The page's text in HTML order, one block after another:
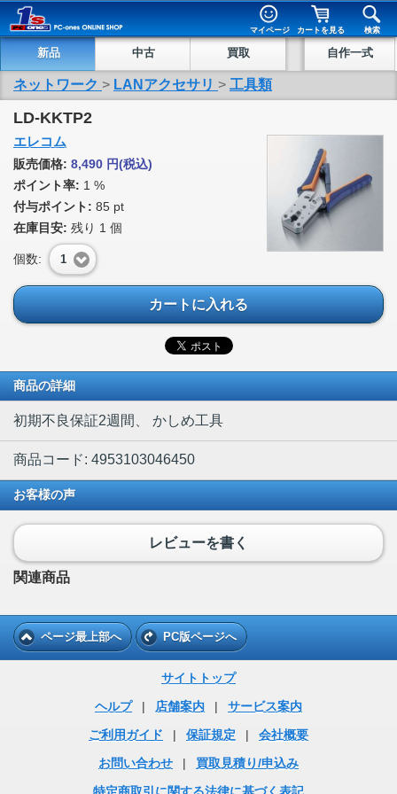
マイページ カートを見る 検索
新品 中古 買取 自作一式
ネットワーク > LANアクセサリ > 工具類
LD-KKTP2
エレコム
販売価格: 8,490 円(税込)
ポイント率: 1 %
付与ポイント: 85 pt
在庫目安: 残り 1 個
個数: 1
カートに入れる
商品の詳細
初期不良保証2週間、 かしめ工具
商品コード: 4953103046450
お客様の声
レビューを書く
関連商品
ページ最上部へ PC版ページへ
サイトトップ
ヘルプ
| 店舗案内 |
サービス案内
ご利用ガイド
| 保証規定 |
会社概要
お問い合わせ
|
買取見積り/申込み